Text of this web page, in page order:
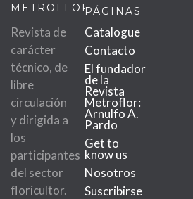
METROFLOR
Revista de
carácter
técnico, de
libre
circulación
y dirigida a
los
participantes
del sector
floricultor.
PÁGINAS
Catalogue
Contacto
El fundador
de la
Revista
Metroflor:
Arnulfo A.
Pardo
Get to
know us
Nosotros
Suscribirse